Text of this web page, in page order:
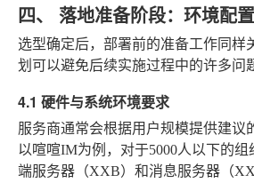
四、 落地准备阶段：环境配
选型确定后，部署前的准备工作同样
划可以避免后续实施过程中的许多问
4.1 硬件与系统环境要求
服务商通常会根据用户规模提供建议
以喧喧IM为例，对于5000人以下的
端服务器（XXB）和消息服务器（